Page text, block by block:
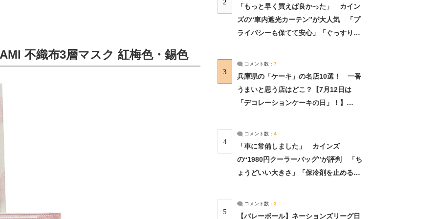
不織布3層マスク 紅梅色・錫色
2
「もっと早く買えば良かった」 カイン
ズの“車内遮光カーテン”が大人気 「プ
ライバシーも保てて安心」「ぐっすり眠
3
コメント数： 7
兵庫県の「ケーキ」の名店10選！ 一番
うまいと思う店はどこ？【7月12日は
「デコレーションケーキの日」！】
4
コメント数： 4
「車に常備しました」 カインズ
の“1980円クーラーバッグ”が評判 「ち
ょうどいい大きさ」「保冷剤を止めるベ
5
コメント数： 3
【バレーボール】ネーションズリーグ日